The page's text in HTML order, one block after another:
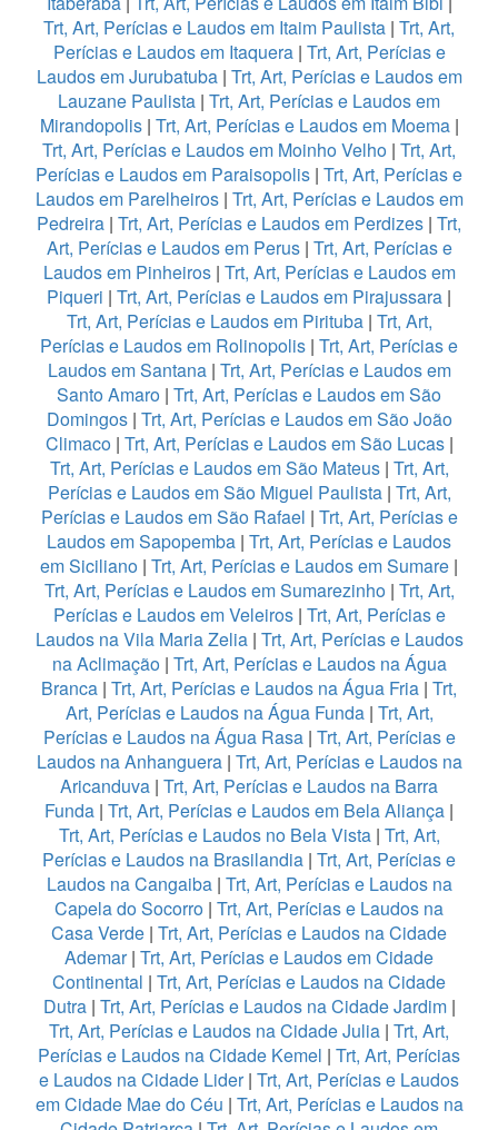
Trt, Art, Perícias e Laudos em Itaim Paulista | Trt, Art,
Perícias e Laudos em Itaquera| Trt, Art, Perícias e
Laudos em Jurubatuba| Trt, Art, Perícias e Laudos em
Lauzane Paulista | Trt, Art, Perícias e Laudos em
Mirandopolis| Trt, Art, Perícias e Laudos em Moema|
Trt, Art, Perícias e Laudos em Moinho Velho | Trt, Art,
Perícias e Laudos em Paraisopolis | Trt, Art, Perícias e
Laudos em Parelheiros| Trt, Art, Perícias e Laudos em
Pedreira | Trt, Art, Perícias e Laudos em Perdizes | Trt,
Art, Perícias e Laudos em Perus| Trt, Art, Perícias e
Laudos em Pinheiros| Trt, Art, Perícias e Laudos em
Piqueri | Trt, Art, Perícias e Laudos em Pirajussara |
Trt, Art, Perícias e Laudos em Pirituba| Trt, Art,
Perícias e Laudos em Rolinopolis | Trt, Art, Perícias e
Laudos em Santana| Trt, Art, Perícias e Laudos em
Santo Amaro | Trt, Art, Perícias e Laudos em São
Domingos| Trt, Art, Perícias e Laudos em São João
Climaco| Trt, Art, Perícias e Laudos em São Lucas|
Trt, Art, Perícias e Laudos em São Mateus | Trt, Art,
Perícias e Laudos em São Miguel Paulista| Trt, Art,
Perícias e Laudos em São Rafael | Trt, Art, Perícias e
Laudos em Sapopemba | Trt, Art, Perícias e Laudos
em Siciliano | Trt, Art, Perícias e Laudos em Sumare |
Trt, Art, Perícias e Laudos em Sumarezinho| Trt, Art,
Perícias e Laudos em Veleiros| Trt, Art, Perícias e
Laudos na Vila Maria Zelia| Trt, Art, Perícias e Laudos
na Aclimação| Trt, Art, Perícias e Laudos na Água
Branca | Trt, Art, Perícias e Laudos na Água Fria | Trt,
Art, Perícias e Laudos na Água Funda| Trt, Art,
Perícias e Laudos na Água Rasa | Trt, Art, Perícias e
Laudos na Anhanguera| Trt, Art, Perícias e Laudos na
Aricanduva | Trt, Art, Perícias e Laudos na Barra
Funda | Trt, Art, Perícias e Laudos em Bela Aliança |
Trt, Art, Perícias e Laudos no Bela Vista| Trt, Art,
Perícias e Laudos na Brasilandia | Trt, Art, Perícias e
Laudos na Cangaiba| Trt, Art, Perícias e Laudos na
Capela do Socorro | Trt, Art, Perícias e Laudos na
Casa Verde | Trt, Art, Perícias e Laudos na Cidade
Ademar| Trt, Art, Perícias e Laudos em Cidade
Continental | Trt, Art, Perícias e Laudos na Cidade
Dutra | Trt, Art, Perícias e Laudos na Cidade Jardim|
Trt, Art, Perícias e Laudos na Cidade Julia | Trt, Art,
Perícias e Laudos na Cidade Kemel | Trt, Art, Perícias
e Laudos na Cidade Lider| Trt, Art, Perícias e Laudos
em Cidade Mae do Céu | Trt, Art, Perícias e Laudos na